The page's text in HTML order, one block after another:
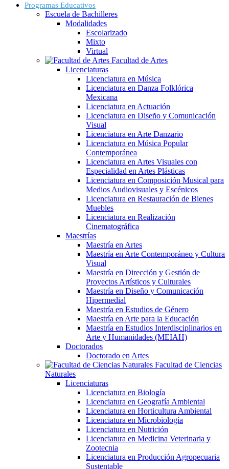
Programas Educativos
Escuela de Bachilleres
Modalidades
Escolarizado
Mixto
Virtual
Facultad de Artes
Licenciaturas
Licenciatura en Música
Licenciatura en Danza Folklórica
Mexicana
Licenciatura en Actuación
Licenciatura en Diseño y Comunicación
Visual
Licenciatura en Arte Danzario
Licenciatura en Música Popular
Contemporánea
Licenciatura en Artes Visuales con
Especialidad en Artes Plásticas
Licenciatura en Composición Musical para
Medios Audiovisuales y Escénicos
Licenciatura en Restauración de Bienes
Muebles
Licenciatura en Realización
Cinematográfica
Maestrías
Maestría en Artes
Maestría en Arte Contemporáneo y Cultura
Visual
Maestría en Dirección y Gestión de
Proyectos Artísticos y Culturales
Maestría en Diseño y Comunicación
Hipermedial
Maestría en Estudios de Género
Maestría en Arte para la Educación
Maestría en Estudios Interdisciplinarios en
Arte y Humanidades (MEIAH)
Doctorados
Doctorado en Artes
Facultad de Ciencias
Naturales
Licenciaturas
Licenciatura en Biología
Licenciatura en Geografía Ambiental
Licenciatura en Horticultura Ambiental
Licenciatura en Microbiología
Licenciatura en Nutrición
Licenciatura en Medicina Veterinaria y
Zootecnia
Licenciatura en Producción Agropecuaria
Sustentable